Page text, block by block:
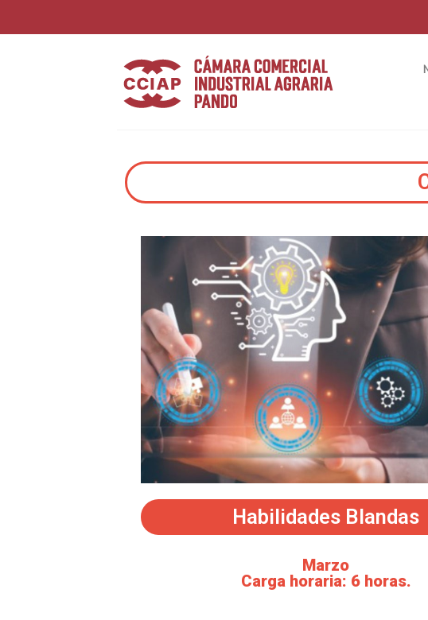
Habilidades Blandas
Marzo
Carga horaria: 6 horas.